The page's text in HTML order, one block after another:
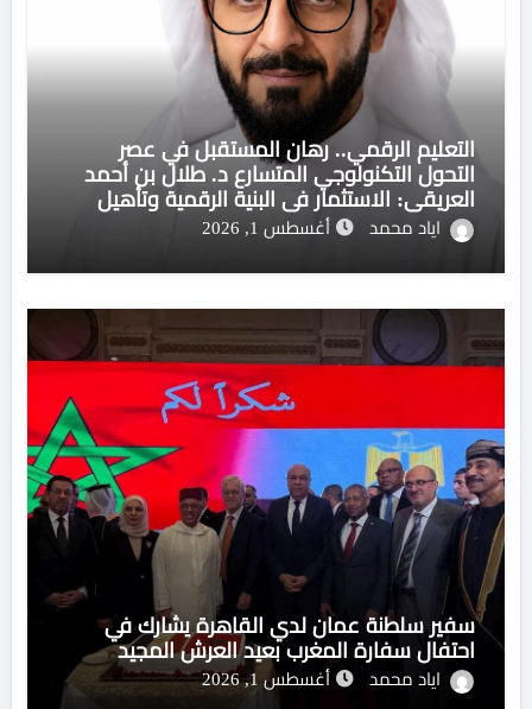
التعليم الرقمي.. رهان المستقبل في عصر
التحول التكنولوجي المتسارع د. طلال بن أحمد
العريقي: الاستثمار في البنية الرقمية وتأهيل
الكوادر مفتاح بناء منظومة تعليمية مستدامة
اياد محمد أغسطس 1, 2026
سفير سلطنة عمان لدي القاهرة يشارك في
احتفال سفارة المغرب بعيد العرش المجيد
اياد محمد أغسطس 1, 2026